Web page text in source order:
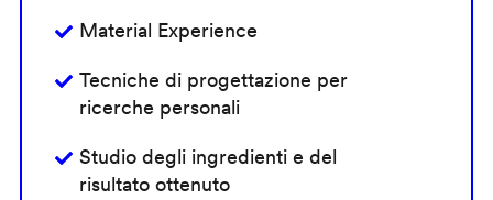
Material Experience
Tecniche di progettazione per
ricerche personali
Studio degli ingredienti e del
risultato ottenuto